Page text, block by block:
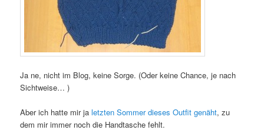
Ja ne, nicht im Blog, keine Sorge. (Oder keine Chance, je nach
Sichtweise… )
Aber ich hatte mir jaletzten Sommer dieses Outfit genäht, zu
dem mir immer noch die Handtasche fehlt.